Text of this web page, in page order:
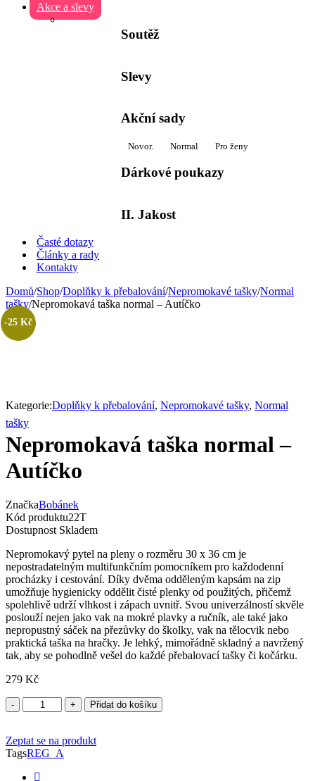
Akce a slevy
Soutěž
Slevy
Akční sady
Novor. Normal Pro ženy
Dárkové poukazy
II. Jakost
Časté dotazy
Články a rady
Kontakty
Domů/Shop/Doplňky k přebalování/Nepromokavé tašky/Normal
tašky/Nepromokavá taška normal – Autíčko
Kategorie:Doplňky k přebalování, Nepromokavé tašky, Normal
tašky
Nepromokavá taška normal –
Autíčko
ZnačkaBobánek
Kód produktu22T
Dostupnost Skladem
Nepromokavý pytel na pleny o rozměru 30 x 36 cm je
nepostradatelným multifunkčním pomocníkem pro každodenní
procházky i cestování. Díky dvěma odděleným kapsám na zip
umožňuje hygienicky oddělit čisté plenky od použitých, přičemž
spolehlivě udrží vlhkost i zápach uvnitř. Svou univerzálností skvěle
poslouží nejen jako vak na mokré plavky a ručník, ale také jako
nepropustný sáček na přezůvky do školky, vak na tělocvik nebo
praktická taška na hračky. Je lehký, mimořádně skladný a navržený
tak, aby se pohodlně vešel do každé přebalovací tašky či kočárku.
279 Kč
Přidat do košíku
Zeptat se na produkt
TagsREG_A
-25 Kč